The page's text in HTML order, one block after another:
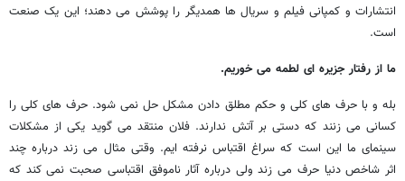
انتشارات و کمپانی فیلم و سریال ها همدیگر را پوشش می دهند؛ این یک صنعت
است.
ما از رفتار جزیره ای لطمه می خوریم.
بله و با حرف های کلی و حکم مطلق دادن مشکل حل نمی شود. حرف های کلی را
کسانی می زنند که دستی بر آتش ندارند. فلان منتقد می گوید یکی از مشکلات
سینمای ما این است که سراغ اقتباس نرفته ایم. وقتی مثال می زند درباره چند
اثر شاخص دنیا حرف می زند ولی درباره آثار ناموفق اقتباسی صحبت نمی کند که